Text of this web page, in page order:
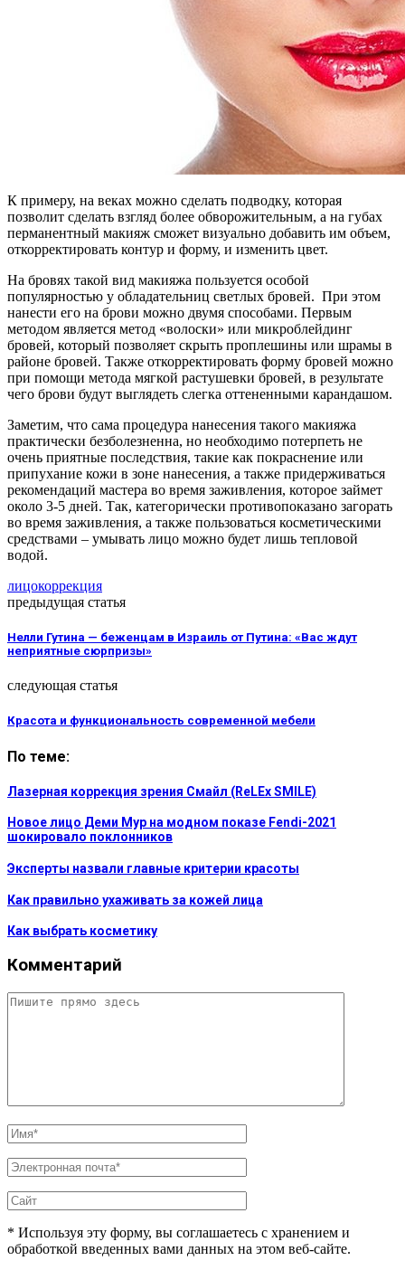
К примеру, на веках можно сделать подводку, которая
позволит сделать взгляд более обворожительным, а на губах
перманентный макияж сможет визуально добавить им объем,
откорректировать контур и форму, и изменить цвет.
На бровях такой вид макияжа пользуется особой
популярностью у обладательниц светлых бровей. При этом
нанести его на брови можно двумя способами. Первым
методом является метод «волоски» или микроблейдинг
бровей, который позволяет скрыть проплешины или шрамы в
районе бровей. Также откорректировать форму бровей можно
при помощи метода мягкой растушевки бровей, в результате
чего брови будут выглядеть слегка оттененными карандашом.
Заметим, что сама процедура нанесения такого макияжа
практически безболезненна, но необходимо потерпеть не
очень приятные последствия, такие как покраснение или
припухание кожи в зоне нанесения, а также придерживаться
рекомендаций мастера во время заживления, которое займет
около 3-5 дней. Так, категорически противопоказано загорать
во время заживления, а также пользоваться косметическими
средствами – умывать лицо можно будет лишь тепловой
водой.
лицокоррекция
предыдущая статья
Нелли Гутина — беженцам в Израиль от Путина: «Вас ждут
неприятные сюрпризы»
следующая статья
Красота и функциональность современной мебели
По теме:
Лазерная коррекция зрения Смайл (ReLEx SMILE)
Новое лицо Деми Мур на модном показе Fendi-2021
шокировало поклонников
Эксперты назвали главные критерии красоты
Как правильно ухаживать за кожей лица
Как выбрать косметику
Комментарий
* Используя эту форму, вы соглашаетесь с хранением и
обработкой введенных вами данных на этом веб-сайте.